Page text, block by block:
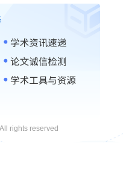
rights reserved